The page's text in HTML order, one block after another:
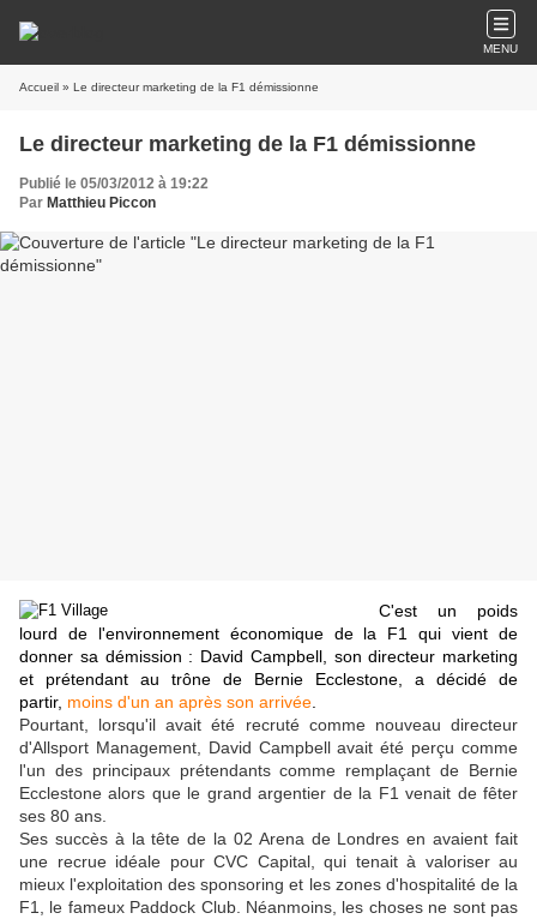
MENU
Accueil » Le directeur marketing de la F1 démissionne
Le directeur marketing de la F1 démissionne
Publié le 05/03/2012 à 19:22
Par Matthieu Piccon
C'est un poids
lourd de l'environnement économique de la F1 qui vient de
donner sa démission : David Campbell, son directeur marketing
et prétendant au trône de Bernie Ecclestone, a décidé de
partir, moins d'un an après son arrivée
Pourtant, lorsqu'il avait été recruté comme nouveau directeur
d'Allsport Management, David Campbell avait été perçu comme
l'un des principaux prétendants comme remplaçant de Bernie
Ecclestone alors que le grand argentier de la F1 venait de fêter
ses 80 ans.
Ses succès à la tête de la 02 Arena de Londres en avaient fait
une recrue idéale pour CVC Capital, qui tenait à valoriser au
mieux l'exploitation des sponsoring et les zones d'hospitalité de la
F1, le fameux Paddock Club. Néanmoins, les choses ne sont pas